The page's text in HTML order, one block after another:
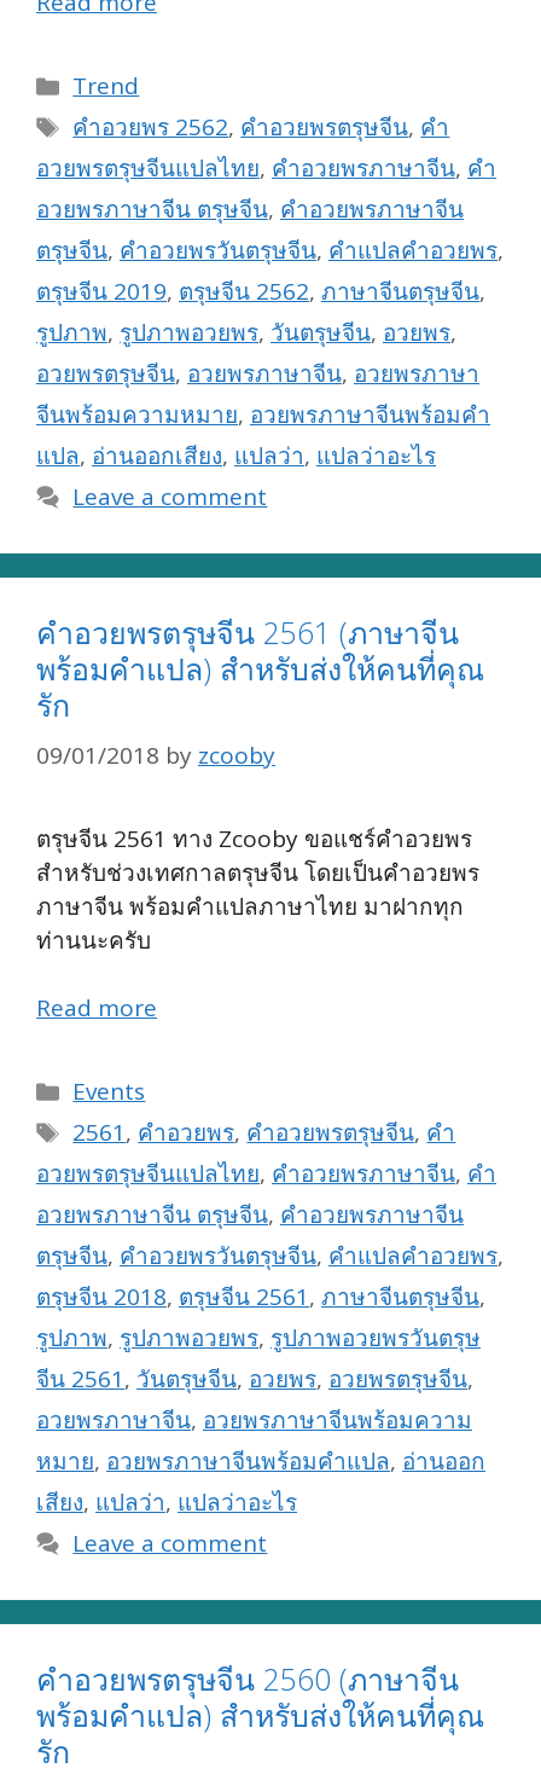
Categories
Trend
Tags
คำอวยพร 2562, คำอวยพรตรุษจีน, คำ
อวยพรตรุษจีนแปลไทย, คำอวยพรภาษาจีน, คำ
อวยพรภาษาจีน ตรุษจีน, คำอวยพรภาษาจีน
ตรุษจีน, คำอวยพรวันตรุษจีน, คำแปลคำอวยพร,
ตรุษจีน 2019, ตรุษจีน 2562, ภาษาจีนตรุษจีน,
รูปภาพ, รูปภาพอวยพร, วันตรุษจีน, อวยพร,
อวยพรตรุษจีน, อวยพรภาษาจีน, อวยพรภาษา
จีนพร้อมความหมาย, อวยพรภาษาจีนพร้อมคำ
แปล, อ่านออกเสียง, แปลว่า, แปลว่าอะไร
Leave a comment
คำอวยพรตรุษจีน 2561 (ภาษาจีน
พร้อมคำแปล) สำหรับส่งให้คนที่คุณ
รัก
09/01/2018 by zcooby
ตรุษจีน 2561 ทาง Zcooby ขอแชร์คำอวยพร
สำหรับช่วงเทศกาลตรุษจีน โดยเป็นคำอวยพร
ภาษาจีน พร้อมคำแปลภาษาไทย มาฝากทุก
ท่านนะครับ
Read more
Categories
Events
Tags
2561, คำอวยพร, คำอวยพรตรุษจีน, คำ
อวยพรตรุษจีนแปลไทย, คำอวยพรภาษาจีน, คำ
อวยพรภาษาจีน ตรุษจีน, คำอวยพรภาษาจีน
ตรุษจีน, คำอวยพรวันตรุษจีน, คำแปลคำอวยพร,
ตรุษจีน 2018, ตรุษจีน 2561, ภาษาจีนตรุษจีน,
รูปภาพ, รูปภาพอวยพร, รูปภาพอวยพรวันตรุษ
จีน 2561, วันตรุษจีน, อวยพร, อวยพรตรุษจีน,
อวยพรภาษาจีน, อวยพรภาษาจีนพร้อมความ
หมาย, อวยพรภาษาจีนพร้อมคำแปล, อ่านออก
เสียง, แปลว่า, แปลว่าอะไร
Leave a comment
คำอวยพรตรุษจีน 2560 (ภาษาจีน
พร้อมคำแปล) สำหรับส่งให้คนที่คุณ
รัก